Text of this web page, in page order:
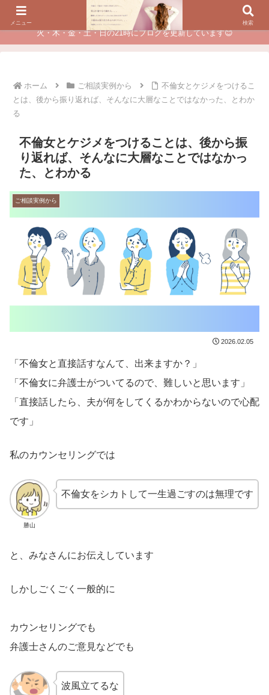
夫に不倫されたつらい経験が、あなたのチャンスに変わるカウンセリング
火・木・金・土・日の21時にブログを更新しています😊
ホーム ご相談実例から
不倫女とケジメをつけるこ
とは、後から振り返れば、そんなに大層なことではなかった、とわか
る
不倫女とケジメをつけることは、後から振
り返れば、そんなに大層なことではなかっ
た、とわかる
ご相談実例から
2026.02.05
「不倫女と直接話すなんて、出来ますか？」
「不倫女に弁護士がついてるので、難しいと思います」
「直接話したら、夫が何をしてくるかわからないので心配
です」
私のカウンセリングでは
勝山
不倫女をシカトして一生過ごすのは無理です
と、みなさんにお伝えしています
しかしごくごく一般的に
カウンセリングでも
弁護士さんのご意見などでも
波風立てるな
メニュー 検索